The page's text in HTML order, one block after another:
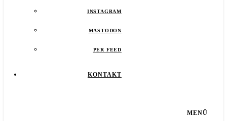
INSTAGRAM
MASTODON
PER FEED
KONTAKT
MENÜ